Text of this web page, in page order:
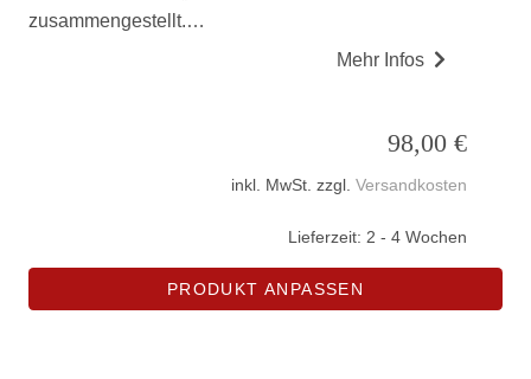
zusammengestellt.…
Mehr Infos
98,00 €
inkl. MwSt. zzgl. Versandkosten
Lieferzeit: 2 - 4 Wochen
PRODUKT ANPASSEN